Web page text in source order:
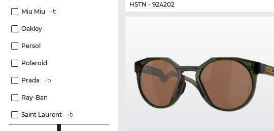
Miu Miu
Oakley
Persol
Polaroid
Prada
Ray-Ban
Saint Laurent
HSTN - 924202